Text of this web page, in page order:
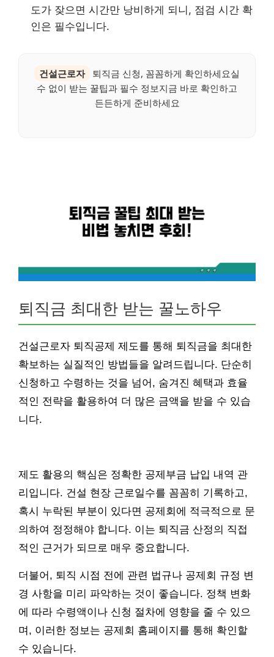
도가 잦으면 시간만 낭비하게 되니, 점검 시간 확
인은 필수입니다.
건설근로자
퇴직금 신청, 꼼꼼하게 확인하세요실
수 없이 받는 꿀팁과 필수 정보지금 바로 확인하고
든든하게 준비하세요
퇴직금 최대한 받는 꿀노하우
건설근로자 퇴직공제 제도를 통해 퇴직금을 최대한
확보하는 실질적인 방법들을 알려드립니다. 단순히
신청하고 수령하는 것을 넘어, 숨겨진 혜택과 효율
적인 전략을 활용하여 더 많은 금액을 받을 수 있습
니다.
제도 활용의 핵심은 정확한 공제부금 납입 내역 관
리입니다. 건설 현장 근로일수를 꼼꼼히 기록하고,
혹시 누락된 부분이 있다면 공제회에 적극적으로 문
의하여 정정해야 합니다. 이는 퇴직금 산정의 직접
적인 근거가 되므로 매우 중요합니다.
더불어, 퇴직 시점 전에 관련 법규나 공제회 규정 변
경 사항을 미리 파악하는 것이 좋습니다. 정책 변화
에 따라 수령액이나 신청 절차에 영향을 줄 수 있으
며, 이러한 정보는 공제회 홈페이지를 통해 확인할
수 있습니다.